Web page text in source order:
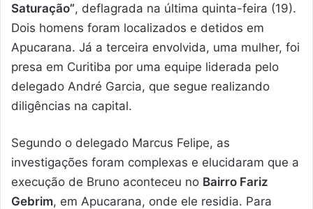
Saturação”, deflagrada na última quinta-feira (19).
Dois homens foram localizados e detidos em
Apucarana. Já a terceira envolvida, uma mulher, foi
presa em Curitiba por uma equipe liderada pelo
delegado André Garcia, que segue realizando
diligências na capital.
Segundo o delegado Marcus Felipe, as
investigações foram complexas e elucidaram que a
execução de Bruno aconteceu no Bairro Fariz
Gebrim, em Apucarana, onde ele residia. Para